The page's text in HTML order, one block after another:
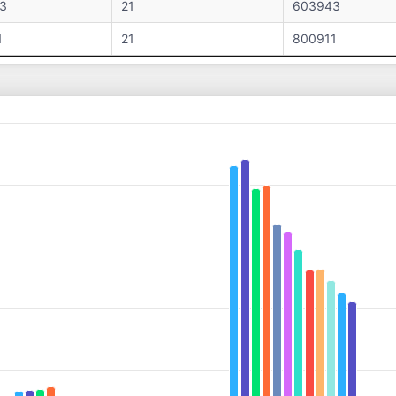
21 603943
21 800911